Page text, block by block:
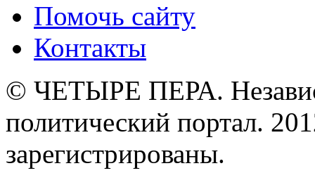
Помочь сайту
Контакты
© ЧЕТЫРЕ ПЕРА.
политический портал.
зарегистрированы.